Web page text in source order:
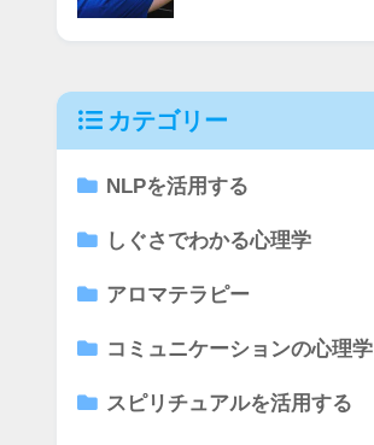
カテゴリー
NLPを活用する
しぐさでわかる心理学
アロマテラピー
コミュニケーションの心理学
スピリチュアルを活用する